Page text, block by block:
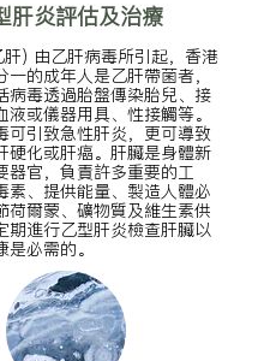
肝炎評估及治療
) 由乙肝病毒所引起，香港
一的成年人是乙肝帶菌者，
病毒透過胎盤傳染胎兒、接
液或儀器用具、性接觸等。
可引致急性肝炎，更可導致
硬化或肝癌。肝臟是身體新
器官，負責許多重要的工
素、提供能量、製造人體必
荷爾蒙、礦物質及維生素供
期進行乙型肝炎檢查肝臟以
必需的。